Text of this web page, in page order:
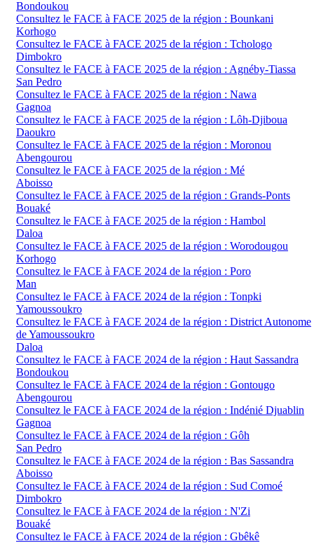
Bondoukou
Consultez le FACE à FACE 2025 de la région : Bounkani
Korhogo
Consultez le FACE à FACE 2025 de la région : Tchologo
Dimbokro
Consultez le FACE à FACE 2025 de la région : Agnéby-Tiassa
San Pedro
Consultez le FACE à FACE 2025 de la région : Nawa
Gagnoa
Consultez le FACE à FACE 2025 de la région : Lôh-Djiboua
Daoukro
Consultez le FACE à FACE 2025 de la région : Moronou
Abengourou
Consultez le FACE à FACE 2025 de la région : Mé
Aboisso
Consultez le FACE à FACE 2025 de la région : Grands-Ponts
Bouaké
Consultez le FACE à FACE 2025 de la région : Hambol
Daloa
Consultez le FACE à FACE 2025 de la région : Worodougou
Korhogo
Consultez le FACE à FACE 2024 de la région : Poro
Man
Consultez le FACE à FACE 2024 de la région : Tonpki
Yamoussoukro
Consultez le FACE à FACE 2024 de la région : District Autonome
de Yamoussoukro
Daloa
Consultez le FACE à FACE 2024 de la région : Haut Sassandra
Bondoukou
Consultez le FACE à FACE 2024 de la région : Gontougo
Abengourou
Consultez le FACE à FACE 2024 de la région : Indénié Djuablin
Gagnoa
Consultez le FACE à FACE 2024 de la région : Gôh
San Pedro
Consultez le FACE à FACE 2024 de la région : Bas Sassandra
Aboisso
Consultez le FACE à FACE 2024 de la région : Sud Comoé
Dimbokro
Consultez le FACE à FACE 2024 de la région : N'Zi
Bouaké
Consultez le FACE à FACE 2024 de la région : Gbêkê